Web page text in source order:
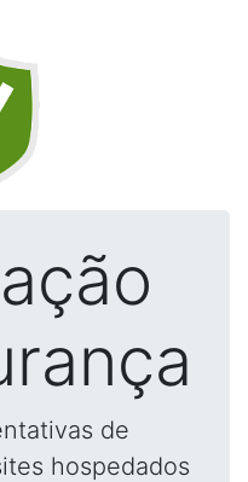
de
hospedados